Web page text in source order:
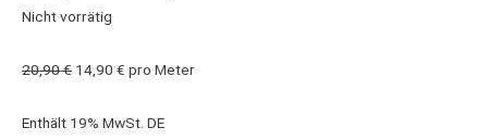
Nicht vorrätig
20,90€ 14,90 € pro Meter
Enthält 19% MwSt. DE